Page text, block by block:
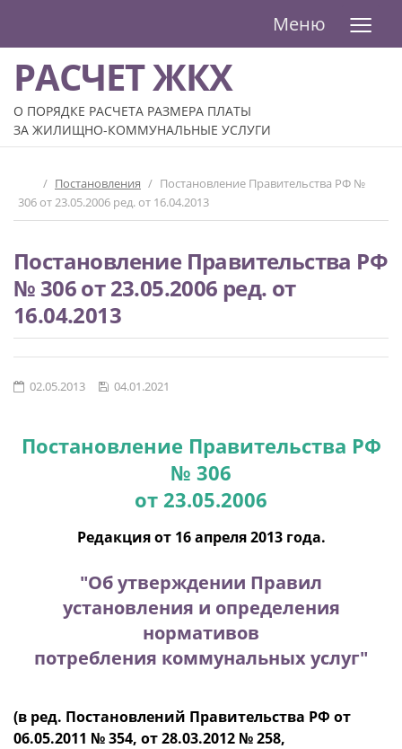
Меню ≡
РАСЧЕТ ЖКХ
О ПОРЯДКЕ РАСЧЕТА РАЗМЕРА ПЛАТЫ
ЗА ЖИЛИЩНО-КОММУНАЛЬНЫЕ УСЛУГИ
/ Постановления / Постановление Правительства РФ №
306 от 23.05.2006 ред. от 16.04.2013
Постановление Правительства РФ
№ 306 от 23.05.2006 ред. от
16.04.2013
02.05.2013 04.01.2021
Постановление Правительства РФ
№ 306
от 23.05.2006
Редакция от 16 апреля 2013 года.
"Об утверждении Правил
установления и определения
нормативов
потребления коммунальных услуг"
(в ред. Постановлений Правительства РФ от
06.05.2011 № 354, от 28.03.2012 № 258,